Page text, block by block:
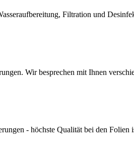
Filtration und
Wir besprechen mit Ihnen
- höchste Qualität bei den Folien